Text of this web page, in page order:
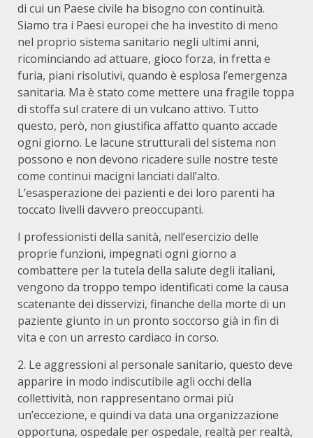
di cui un Paese civile ha bisogno con continuità.
Siamo tra i Paesi europei che ha investito di meno
nel proprio sistema sanitario negli ultimi anni,
ricominciando ad attuare, gioco forza, in fretta e
furia, piani risolutivi, quando è esplosa l’emergenza
sanitaria. Ma è stato come mettere una fragile toppa
di stoffa sul cratere di un vulcano attivo. Tutto
questo, però, non giustifica affatto quanto accade
ogni giorno. Le lacune strutturali del sistema non
possono e non devono ricadere sulle nostre teste
come continui macigni lanciati dall’alto.
L’esasperazione dei pazienti e dei loro parenti ha
toccato livelli davvero preoccupanti.
I professionisti della sanità, nell’esercizio delle
proprie funzioni, impegnati ogni giorno a
combattere per la tutela della salute degli italiani,
vengono da troppo tempo identificati come la causa
scatenante dei disservizi, finanche della morte di un
paziente giunto in un pronto soccorso già in fin di
vita e con un arresto cardiaco in corso.
2. Le aggressioni al personale sanitario, questo deve
apparire in modo indiscutibile agli occhi della
collettività, non rappresentano ormai più
un’eccezione, e quindi va data una organizzazione
opportuna, ospedale per ospedale, realtà per realtà,